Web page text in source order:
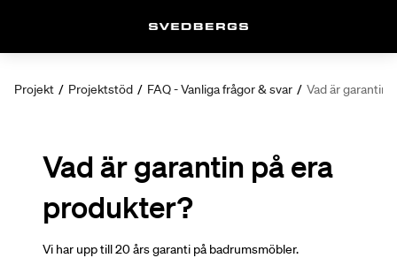
Projekt / Projektstöd / FAQ - Vanliga frågor & svar / Vad är garantin
Vad är garantin på era
produkter?
Vi har upp till 20 års garanti på badrumsmöbler.